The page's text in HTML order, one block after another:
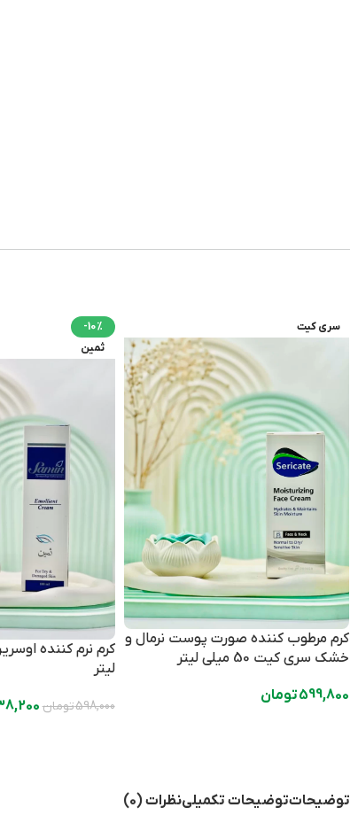
سری کیت
کرم مرطوب کننده صورت پوست نرمال و
خشک سری کیت 50 میلی لیتر
599,800تومان
-10%
ثمین
لیتر
598,000تومان
توضیحاتتوضیحات تکمیلینظرات (0)